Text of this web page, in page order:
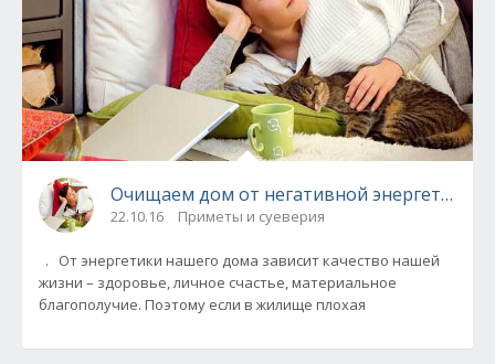
Очищаем дом от негативной энергетики!
22.10.16 Приметы и суеверия
. От энергетики нашего дома зависит качество нашей
жизни – здоровье, личное счастье, материальное
благополучие. Поэтому если в жилище плохая